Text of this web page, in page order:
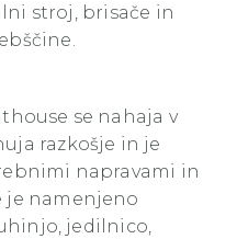
stroj, brisače in
se nahaja v
razkošje in je
napravami in
je namenjeno
jedilnico,